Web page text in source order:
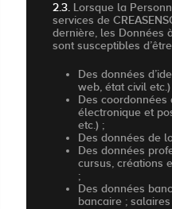
2.3. Lorsque la
services de
dernière, les Données
sont susceptibles
Des données
web, état civil etc.)
Des coordonnées
électronique et
etc.) ;
Des données de
Des données
cursus, créations
;
Des données
bancaire ;